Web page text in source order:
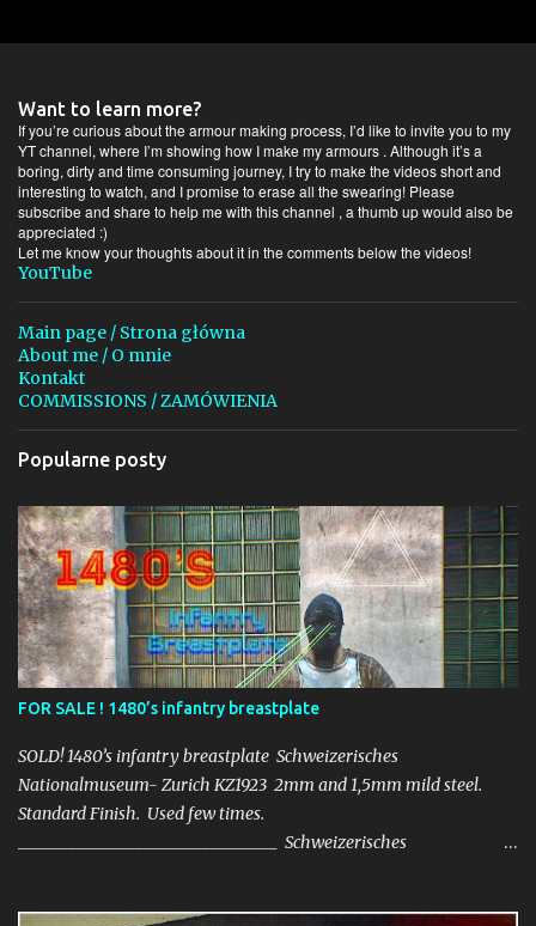
r
ś
l
i
j
k
o
m
e
n
t
a
r
z
Want to learn more?
If you’re curious about the armour making process, I’d like to invite you to my
YT channel, where I’m showing how I make my armours . Although it’s a
boring, dirty and time consuming journey, I try to make the videos short and
interesting to watch, and I promise to erase all the swearing! Please
subscribe and share to help me with this channel , a thumb up would also be
appreciated :)
Let me know your thoughts about it in the comments below the videos!
YouTube
Main page / Strona główna
About me / O mnie
Kontakt
COMMISSIONS / ZAMÓWIENIA
Popularne posty
FOR SALE ! 1480’s infantry breastplate
SOLD! 1480’s infantry breastplate Schweizerisches
Nationalmuseum- Zurich KZ1923 2mm and 1,5mm mild steel.
Standard Finish. Used few times.
_______________________________ Schweizerisches